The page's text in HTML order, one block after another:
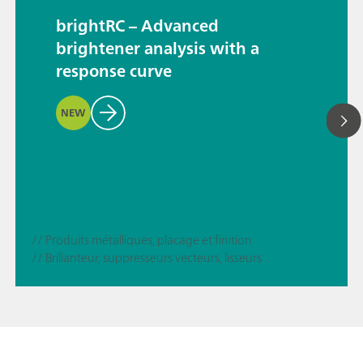
brightRC – Advanced
brightener analysis with a
response curve
NEW
// Produits métalliques, placage et finition
// Brillanteur, suppresseurs vecteurs, lisseurs